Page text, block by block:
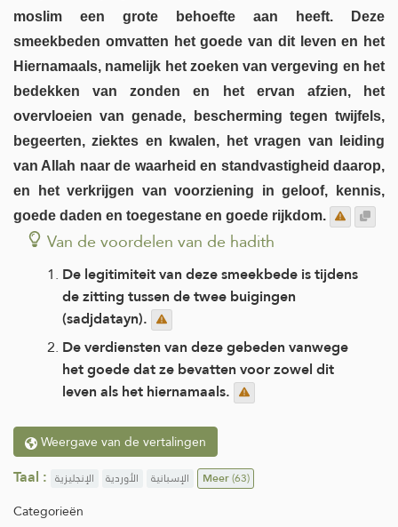
moslim een grote behoefte aan heeft. Deze
smeekbeden omvatten het goede van dit leven en het
Hiernamaals, namelijk het zoeken van vergeving en het
bedekken van zonden en het ervan afzien, het
overvloeien van genade, bescherming tegen twijfels,
begeerten, ziektes en kwalen, het vragen van leiding
van Allah naar de waarheid en standvastigheid daarop,
en het verkrijgen van voorziening in geloof, kennis,
goede daden en toegestane en goede rijkdom.
Van de voordelen van de hadith
De legitimiteit van deze smeekbede is tijdens
de zitting tussen de twee buigingen
(sadjdatayn).
De verdiensten van deze gebeden vanwege
het goede dat ze bevatten voor zowel dit
leven als het hiernamaals.
Weergave van de vertalingen
Taal : الإنجليزية الأوردية الإسبانية Meer(63)
Categorieën